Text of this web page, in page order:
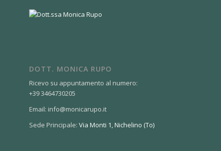
DOTT. MONICA RUPO
Ricevo su appuntamento al numero:
+39 3464730205
Email: info@monicarupo.it
Sede Principale:Via Monti 1, Nichelino (To)